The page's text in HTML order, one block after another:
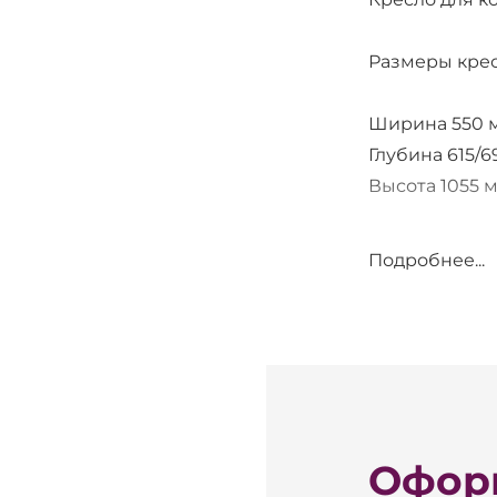
Размеры
Ширина 550
Глубина 615/
Высота 1055
Усиленный
Подробнее...